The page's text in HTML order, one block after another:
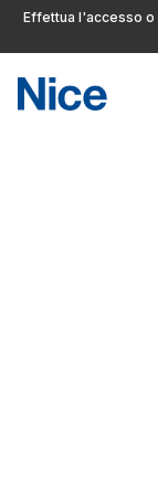
Effettua l'accesso